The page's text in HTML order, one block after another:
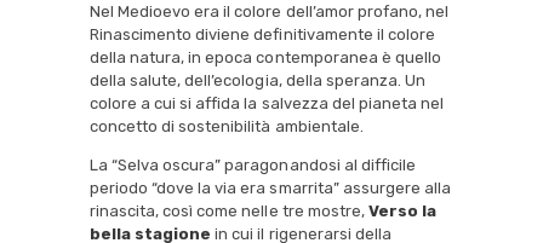
Nel Medioevo era il colore dell’amor profano, nel
Rinascimento diviene definitivamente il colore
della natura, in epoca contemporanea è quello
della salute, dell’ecologia, della speranza. Un
colore a cui si affida la salvezza del pianeta nel
concetto di sostenibilità ambientale.
La “Selva oscura” paragonandosi al difficile
periodo “dove la via era smarrita” assurgere alla
rinascita, così come nelle tre mostre, Verso la
bella stagione in cui il rigenerarsi della